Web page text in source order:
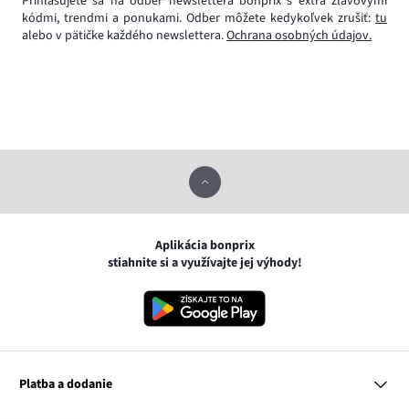
kódmi, trendmi a ponukami. Odber môžete kedykoľvek zrušiť: tu
alebo v pätičke každého newslettera.Ochrana osobných údajov.
Aplikácia bonprix
stiahnite si a využívajte jej výhody!
Platba a dodanie